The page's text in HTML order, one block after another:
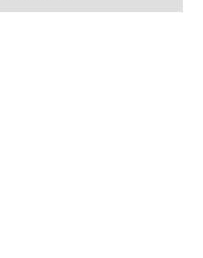
piedzīvojumu dienu?